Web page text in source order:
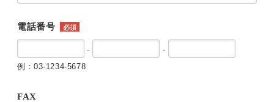
電話番号 必須
-
-
例：03-1234-5678
FAX